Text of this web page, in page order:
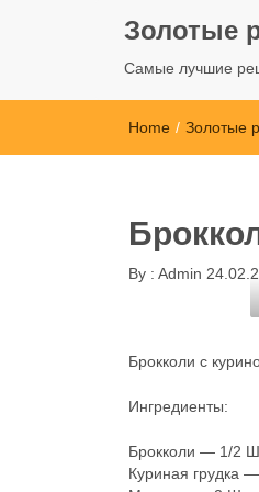
Золотые
Самые лучшие
Home / Золотые
By : Admin
Брокколи с
Ингредиенты:
Брокколи — 1/2
Куриная грудка